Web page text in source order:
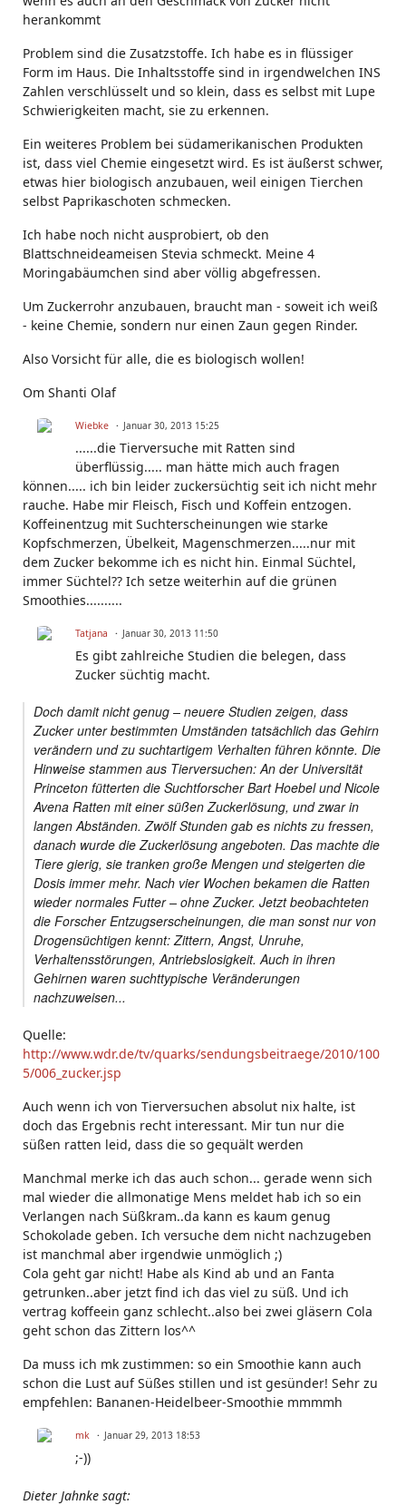
herankommt
Problem sind die Zusatzstoffe. Ich habe es in flüssiger
Form im Haus. Die Inhaltsstoffe sind in irgendwelchen INS
Zahlen verschlüsselt und so klein, dass es selbst mit Lupe
Schwierigkeiten macht, sie zu erkennen.
Ein weiteres Problem bei südamerikanischen Produkten
ist, dass viel Chemie eingesetzt wird. Es ist äußerst schwer,
etwas hier biologisch anzubauen, weil einigen Tierchen
selbst Paprikaschoten schmecken.
Ich habe noch nicht ausprobiert, ob den
Blattschneideameisen Stevia schmeckt. Meine 4
Moringabäumchen sind aber völlig abgefressen.
Um Zuckerrohr anzubauen, braucht man - soweit ich weiß
- keine Chemie, sondern nur einen Zaun gegen Rinder.
Also Vorsicht für alle, die es biologisch wollen!
Om Shanti Olaf
Wiebke Januar 30, 2013 15:25
......die Tierversuche mit Ratten sind
überflüssig..... man hätte mich auch fragen
können..... ich bin leider zuckersüchtig seit ich nicht mehr
rauche. Habe mir Fleisch, Fisch und Koffein entzogen.
Koffeinentzug mit Suchterscheinungen wie starke
Kopfschmerzen, Übelkeit, Magenschmerzen.....nur mit
dem Zucker bekomme ich es nicht hin. Einmal Süchtel,
immer Süchtel?? Ich setze weiterhin auf die grünen
Smoothies..........
Tatjana Januar 30, 2013 11:50
Es gibt zahlreiche Studien die belegen, dass
Zucker süchtig macht.
Doch damit nicht genug – neuere Studien zeigen, dass
Zucker unter bestimmten Umständen tatsächlich das Gehirn
verändern und zu suchtartigem Verhalten führen könnte. Die
Hinweise stammen aus Tierversuchen: An der Universität
Princeton fütterten die Suchtforscher Bart Hoebel und Nicole
Avena Ratten mit einer süßen Zuckerlösung, und zwar in
langen Abständen. Zwölf Stunden gab es nichts zu fressen,
danach wurde die Zuckerlösung angeboten. Das machte die
Tiere gierig, sie tranken große Mengen und steigerten die
Dosis immer mehr. Nach vier Wochen bekamen die Ratten
wieder normales Futter – ohne Zucker. Jetzt beobachteten
die Forscher Entzugserscheinungen, die man sonst nur von
Drogensüchtigen kennt: Zittern, Angst, Unruhe,
Verhaltensstörungen, Antriebslosigkeit. Auch in ihren
Gehirnen waren suchttypische Veränderungen
nachzuweisen...
Quelle:
http://www.wdr.de/tv/quarks/sendungsbeitraege/2010/100
5/006_zucker.jsp
Auch wenn ich von Tierversuchen absolut nix halte, ist
doch das Ergebnis recht interessant. Mir tun nur die
süßen ratten leid, dass die so gequält werden
Manchmal merke ich das auch schon... gerade wenn sich
mal wieder die allmonatige Mens meldet hab ich so ein
Verlangen nach Süßkram..da kann es kaum genug
Schokolade geben. Ich versuche dem nicht nachzugeben
ist manchmal aber irgendwie unmöglich ;)
Cola geht gar nicht! Habe als Kind ab und an Fanta
getrunken..aber jetzt find ich das viel zu süß. Und ich
vertrag koffeein ganz schlecht..also bei zwei gläsern Cola
geht schon das Zittern los^^
Da muss ich mk zustimmen: so ein Smoothie kann auch
schon die Lust auf Süßes stillen und ist gesünder! Sehr zu
empfehlen: Bananen-Heidelbeer-Smoothie mmmmh
mk Januar 29, 2013 18:53
;-))
Dieter Jahnke sagt: